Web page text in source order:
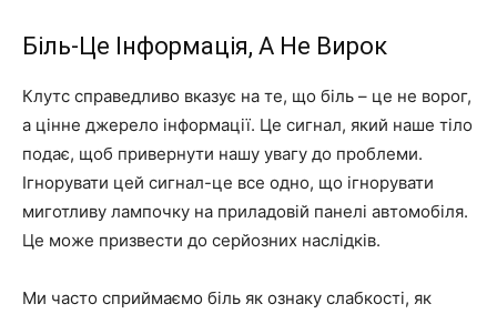
Біль-Це Інформація, А Не Вирок
Клутс справедливо вказує на те, що біль – це не ворог,
а цінне джерело інформації. Це сигнал, який наше тіло
подає, щоб привернути нашу увагу до проблеми.
Ігнорувати цей сигнал-це все одно, що ігнорувати
миготливу лампочку на приладовій панелі автомобіля.
Це може призвести до серйозних наслідків.
Ми часто сприймаємо біль як ознаку слабкості, як